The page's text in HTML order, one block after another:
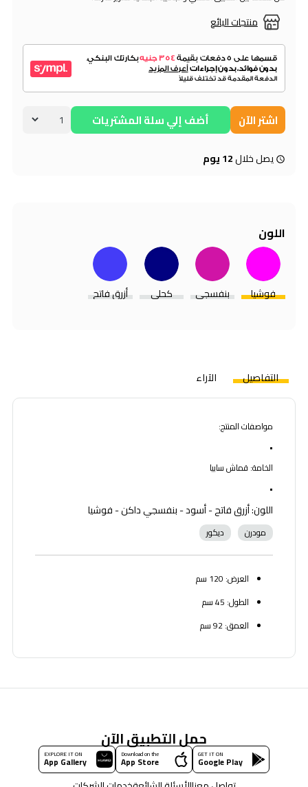
منتجات البائع
اشتر الآن أضف إلي سلة المشتريات
يصل خلال12 يوم
اللون
فوشيا بنفسجي كحلي أزرق فاتح
التفاصيل الآراء
مواصفات المنتج:
•
الخامة: قماش سابيا
•
اللون: أزرق فاتح - أسود - بنفسجي داكن - فوشيا
مودرن ديكور
العرض: 120 سم
الطول: 45 سم
العمق: 92 سم
حمل التطبيق الآن
GET IT ON
Google Play
Download on the
App Store
EXPLORE IT ON
App Gallery